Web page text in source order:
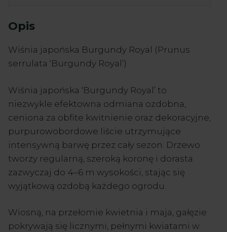
Opis
Wiśnia japońska Burgundy Royal (Prunus
serrulata ‘Burgundy Royal’)
Wiśnia japońska ‘Burgundy Royal’ to
niezwykle efektowna odmiana ozdobna,
ceniona za obfite kwitnienie oraz dekoracyjne,
purpurowobordowe liście utrzymujące
intensywną barwę przez cały sezon. Drzewo
tworzy regularną, szeroką koronę i dorasta
zazwyczaj do 4–6 m wysokości, stając się
wyjątkową ozdobą każdego ogrodu.
Wiosną, na przełomie kwietnia i maja, gałęzie
pokrywają się licznymi, pełnymi kwiatami w